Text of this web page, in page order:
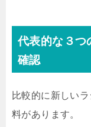
代表的な３つ
確認
比較的に新しい
料があります。